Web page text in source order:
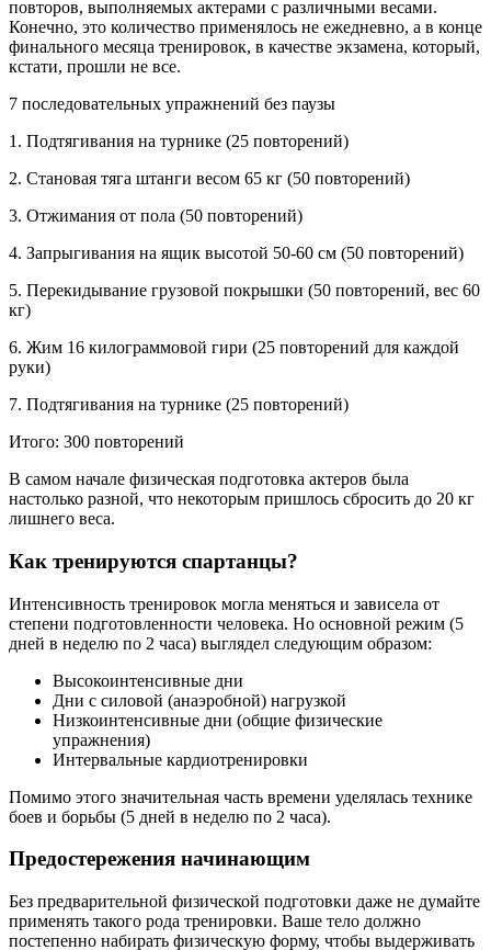
повторов, выполняемых актерами с различными весами.
Конечно, это количество применялось не ежедневно, а в конце
финального месяца тренировок, в качестве экзамена, который,
кстати, прошли не все.
7 последовательных упражнений без паузы
1. Подтягивания на турнике (25 повторений)
2. Становая тяга штанги весом 65 кг (50 повторений)
3. Отжимания от пола (50 повторений)
4. Запрыгивания на ящик высотой 50-60 см (50 повторений)
5. Перекидывание грузовой покрышки (50 повторений, вес 60
кг)
6. Жим 16 килограммовой гири (25 повторений для каждой
руки)
7. Подтягивания на турнике (25 повторений)
Итого: 300 повторений
В самом начале физическая подготовка актеров была
настолько разной, что некоторым пришлось сбросить до 20 кг
лишнего веса.
Как тренируются спартанцы?
Интенсивность тренировок могла меняться и зависела от
степени подготовленности человека. Но основной режим (5
дней в неделю по 2 часа) выглядел следующим образом:
Высокоинтенсивные дни
Дни с силовой (анаэробной) нагрузкой
Низкоинтенсивные дни (общие физические
упражнения)
Интервальные кардиотренировки
Помимо этого значительная часть времени уделялась технике
боев и борьбы (5 дней в неделю по 2 часа).
Предостережения начинающим
Без предварительной физической подготовки даже не думайте
применять такого рода тренировки. Ваше тело должно
постепенно набирать физическую форму, чтобы выдерживать